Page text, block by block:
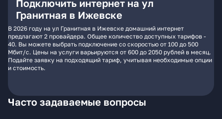
Подключить интернет на ул
Гранитная в Ижевске
В 2026 году на ул Гранитная в Ижевске домашний интернет
предлагают 2 провайдера. Общее количество доступных тарифов -
40. Вы можете выбрать подключение со скоростью от 100 до 500
Мбит/с. Цены на услуги варьируются от 600 до 2050 рублей в месяц.
Подайте заявку на подходящий тариф, учитывая необходимые опции
и стоимость.
Часто задаваемые вопросы